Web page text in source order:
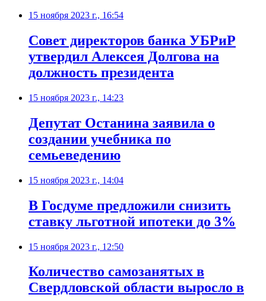
15 ноября 2023 г., 16:54
Совет директоров банка УБРиР
утвердил Алексея Долгова на
должность президента
15 ноября 2023 г., 14:23
Депутат Останина заявила о
создании учебника по
семьеведению
15 ноября 2023 г., 14:04
В Госдуме предложили снизить
ставку льготной ипотеки до 3%
15 ноября 2023 г., 12:50
Количество самозанятых в
Свердловской области выросло в